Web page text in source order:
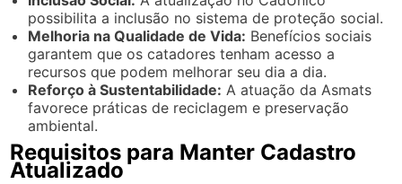
possibilita a inclusão no sistema de proteção social.
Melhoria na Qualidade de Vida: Benefícios sociais
garantem que os catadores tenham acesso a
recursos que podem melhorar seu dia a dia.
Reforço à Sustentabilidade: A atuação da Asmats
favorece práticas de reciclagem e preservação
ambiental.
Requisitos para Manter Cadastro
Atualizado